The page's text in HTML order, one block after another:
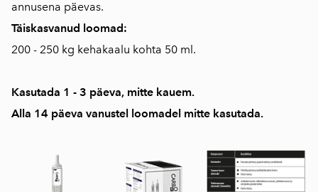
annusena päevas.
Täiskasvanud loomad:
200 - 250 kg kehakaalu kohta 50 ml.
Kasutada 1 - 3 päeva, mitte kauem.
Alla 14 päeva vanustel loomadel mitte kasutada.